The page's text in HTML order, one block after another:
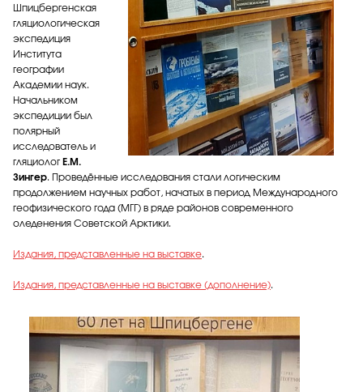
Шпицбергенская
гляциологическая
экспедиция
Института
географии
Академии наук.
Начальником
экспедиции был
полярный
исследователь и
гляциолог Е.М.
Зингер. Проведённые исследования стали логическим
продолжением научных работ, начатых в период Международного
геофизического года (МГГ) в ряде районов современного
оледенения Советской Арктики.
Издания, представленные на выставке.
Издания, представленные на выставке (дополнение).